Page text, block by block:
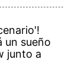
un sueño
junto a